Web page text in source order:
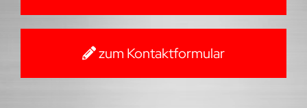
zum Kontaktformular